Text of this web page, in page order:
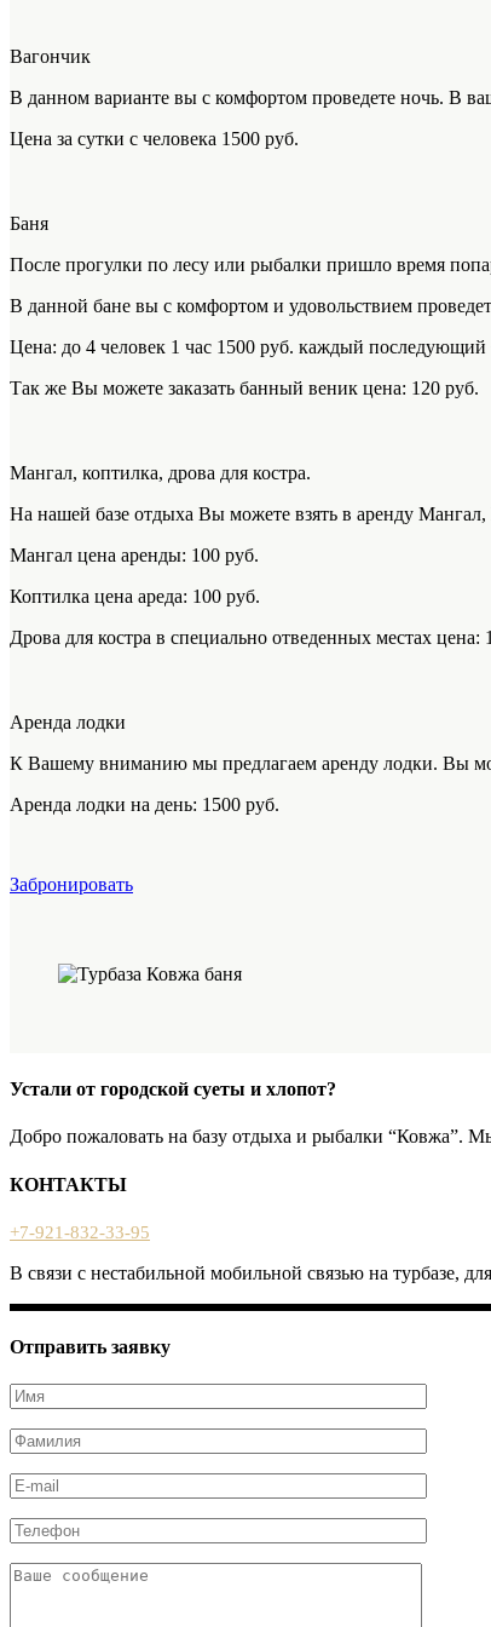
Вагончик
В данном варианте вы с комфортом проведете ночь. В
Цена за сутки с человека 1500 руб.
Баня
После прогулки по лесу или рыбалки пришло время
В данной бане вы с комфортом и удовольствием
Цена: до 4 человек 1 час 1500 руб. каждый последующий
Так же Вы можете заказать банный веник цена: 120 руб.
Мангал, коптилка, дрова для костра.
На нашей базе отдыха Вы можете взять в аренду Мангал,
Мангал цена аренды: 100 руб.
Коптилка цена ареда: 100 руб.
Дрова для костра в специально отведенных местах цена:
Аренда лодки
К Вашему вниманию мы предлагаем аренду лодки. Вы
Аренда лодки на день: 1500 руб.
Забронировать
Устали от городской суеты и хлопот?
Добро пожаловать на базу отдыха и рыбалки “Ковжа”.
КОНТАКТЫ
+7-921-832-33-95
В связи с нестабильной мобильной связью на турбазе,
Отправить заявку